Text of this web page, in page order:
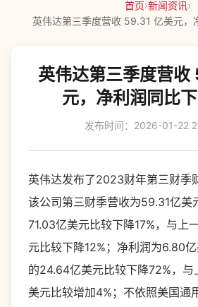
首页›新闻资讯›
英伟达第三季度营收 59.31 亿美元，
英伟达第三季度营收
元，净利润同比
发布时间：2026-01-22
英伟达发布了2023财年第三财季
该公司第三财季营收为59.31亿美
71.03亿美元比较下降17%，与上
元比较下降12%；净利润为6.80
的24.64亿美元比较下降72%，
美元比较增加4%；不依照美国通